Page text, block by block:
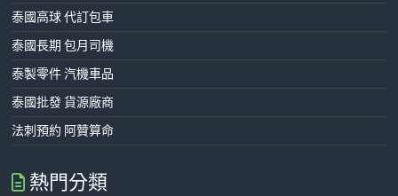
泰國高球 代訂包車
泰國長期 包月司機
泰製零件 汽機車品
泰國批發 貨源廠商
法刺預約 阿贊算命
熱門分類